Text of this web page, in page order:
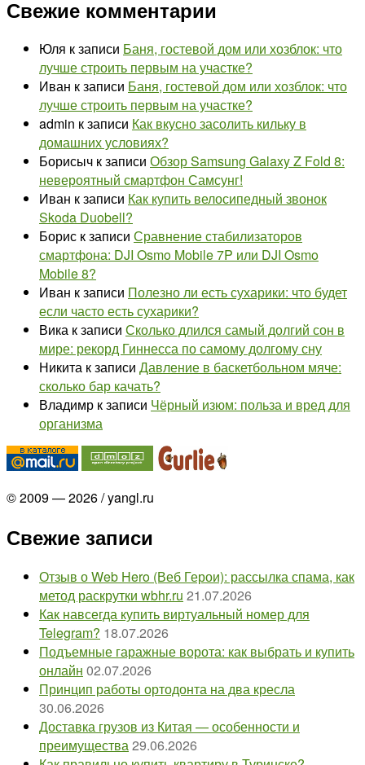
Свежие комментарии
Юля к записи Баня, гостевой дом или хозблок: что
лучше строить первым на участке?
Иван к записи Баня, гостевой дом или хозблок: что
лучше строить первым на участке?
admin к записи Как вкусно засолить кильку в
домашних условиях?
Борисыч к записи Обзор Samsung Galaxy Z Fold 8:
невероятный смартфон Самсунг!
Иван к записи Как купить велосипедный звонок
Skoda Duobell?
Борис к записи Сравнение стабилизаторов
смартфона: DJI Osmo Mobile 7P или DJI Osmo
Mobile 8?
Иван к записи Полезно ли есть сухарики: что будет
если часто есть сухарики?
Вика к записи Сколько длился самый долгий сон в
мире: рекорд Гиннесса по самому долгому сну
Никита к записи Давление в баскетбольном мяче:
сколько бар качать?
Владимр к записи Чёрный изюм: польза и вред для
организма
© 2009 — 2026 / yangl.ru
Свежие записи
Отзыв о Web Hero (Веб Герои): рассылка спама, как
метод раскрутки wbhr.ru 21.07.2026
Как навсегда купить виртуальный номер для
Telegram? 18.07.2026
Подъемные гаражные ворота: как выбрать и купить
онлайн 02.07.2026
Принцип работы ортодонта на два кресла
30.06.2026
Доставка грузов из Китая — особенности и
преимущества29.06.2026